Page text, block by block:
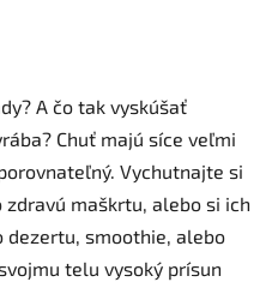
A čo tak vyskúšať
Chuť majú síce veľmi
Vychutnajte si
zdravú maškrtu, alebo si ich
dezertu, smoothie, alebo
telu vysoký prísun